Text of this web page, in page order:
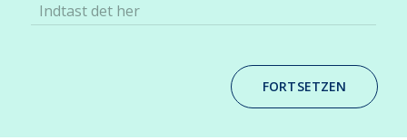
Indtast det her
FORTSETZEN